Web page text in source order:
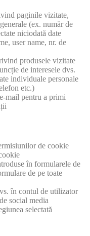
paginile vizitate,
(ex. număr de
niciodată date
user name, nr. de
produsele vizitate
de interesele dvs.
individuale personale
etc.)
mail pentru a primi
de cookie
în formularele de
de pe toate
în contul de utilizator
social media
selectată